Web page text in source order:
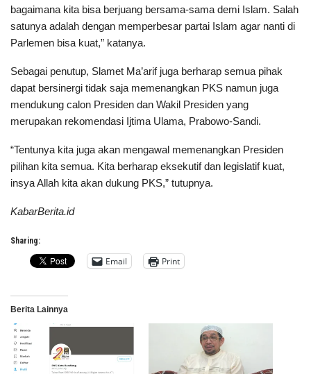
bagaimana kita bisa berjuang bersama-sama demi Islam. Salah
satunya adalah dengan memperbesar partai Islam agar nanti di
Parlemen bisa kuat,” katanya.
Sebagai penutup, Slamet Ma’arif juga berharap semua pihak
dapat bersinergi tidak saja memenangkan PKS namun juga
mendukung calon Presiden dan Wakil Presiden yang
merupakan rekomendasi Ijtima Ulama, Prabowo-Sandi.
“Tentunya kita juga akan mengawal memenangkan Presiden
pilihan kita semua. Kita berharap eksekutif dan legislatif kuat,
insya Allah kita akan dukung PKS,” tutupnya.
KabarBerita.id
Sharing:
Email Print
Berita Lainnya